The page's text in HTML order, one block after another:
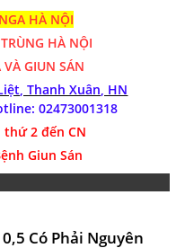
HÀ NỘI
HÀ NỘI
GIUN SÁN
Thanh Xuân, HN
02473001318
2 đến CN
Giun Sán
Có Phải Nguyên